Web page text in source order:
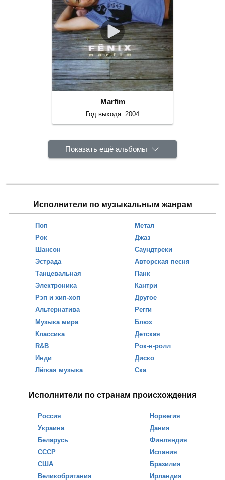
Marfim
Год выхода: 2004
Показать ещё альбомы
Исполнители по музыкальным жанрам
Поп
Рок
Шансон
Эстрада
Танцевальная
Электроника
Рэп и хип-хоп
Альтернатива
Музыка мира
Классика
R&B
Инди
Лёгкая музыка
Метал
Джаз
Саундтреки
Авторская песня
Панк
Кантри
Другое
Регги
Блюз
Детская
Рок-н-ролл
Диско
Ска
Исполнители по странам происхождения
Россия
Украина
Беларусь
СССР
США
Великобритания
Норвегия
Дания
Финляндия
Испания
Бразилия
Ирландия